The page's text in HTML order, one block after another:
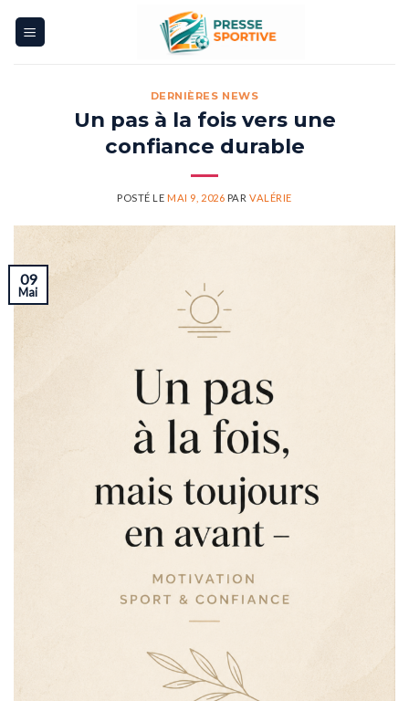
DERNIÈRES NEWS
Un pas à la fois vers une
confiance durablе
POSTÉ LEMAI 9, 2026 PARVALÉRIE
09
Mai